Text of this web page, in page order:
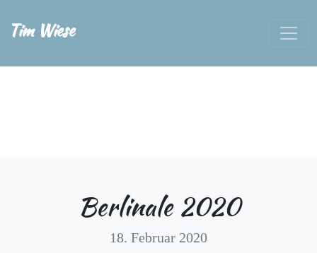
Tim Wiese
Berlinale 2020
18. Februar 2020